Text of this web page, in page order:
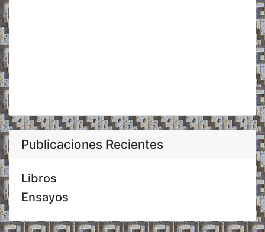
Publicaciones Recientes
Libros
Ensayos